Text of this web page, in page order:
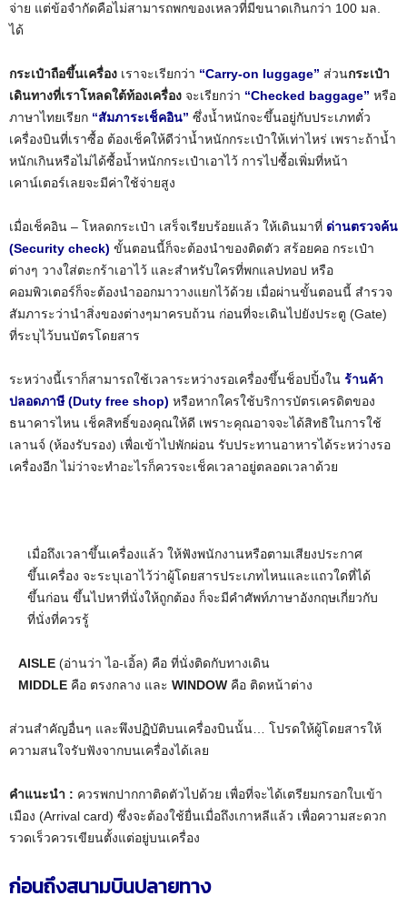
จ่าย แต่ข้อจำกัดคือไม่สามารถพกของเหลวที่มีขนาดเกินกว่า 100 มล.
ได้
กระเป๋าถือขึ้นเครื่อง เราจะเรียกว่า “Carry-on luggage” ส่วนกระเป๋า
เดินทางที่เราโหลดใต้ท้องเครื่อง จะเรียกว่า “Checked baggage” หรือ
ภาษาไทยเรียก “สัมภาระเช็คอิน” ซึ่งน้ำหนักจะขึ้นอยู่กับประเภทตั๋ว
เครื่องบินที่เราซื้อ ต้องเช็คให้ดีว่าน้ำหนักกระเป๋าให้เท่าไหร่ เพราะถ้าน้ำ
หนักเกินหรือไม่ได้ซื้อน้ำหนักกระเป๋าเอาไว้ การไปซื้อเพิ่มที่หน้า
เคาน์เตอร์เลยจะมีค่าใช้จ่ายสูง
เมื่อเช็คอิน – โหลดกระเป๋า เสร็จเรียบร้อยแล้ว ให้เดินมาที่ ด่านตรวจค้น
(Security check) ขั้นตอนนี้ก็จะต้องนำของติดตัว สร้อยคอ กระเป๋า
ต่างๆ วางใส่ตะกร้าเอาไว้ และสำหรับใครที่พกแลปทอป หรือ
คอมพิวเตอร์ก็จะต้องนำออกมาวางแยกไว้ด้วย เมื่อผ่านขั้นตอนนี้ สำรวจ
สัมภาระว่านำสิ่งของต่างๆมาครบถ้วน ก่อนที่จะเดินไปยังประตู (Gate)
ที่ระบุไว้บนบัตรโดยสาร
ระหว่างนี้เราก็สามารถใช้เวลาระหว่างรอเครื่องขึ้นช็อปปิ้งใน ร้านค้า
ปลอดภาษี (Duty free shop) หรือหากใครใช้บริการบัตรเครดิตของ
ธนาคารไหน เช็คสิทธิ์ของคุณให้ดี เพราะคุณอาจจะได้สิทธิในการใช้
เลานจ์ (ห้องรับรอง) เพื่อเข้าไปพักผ่อน รับประทานอาหารได้ระหว่างรอ
เครื่องอีก ไม่ว่าจะทำอะไรก็ควรจะเช็คเวลาอยู่ตลอดเวลาด้วย
เมื่อถึงเวลาขึ้นเครื่องแล้ว ให้ฟังพนักงานหรือตามเสียงประกาศ
ขึ้นเครื่อง จะระบุเอาไว้ว่าผู้โดยสารประเภทไหนและแถวใดที่ได้
ขึ้นก่อน ขึ้นไปหาที่นั่งให้ถูกต้อง ก็จะมีคำศัพท์ภาษาอังกฤษเกี่ยวกับ
ที่นั่งที่ควรรู้
AISLE (อ่านว่า ไอ-เอิ้ล) คือ ที่นั่งติดกับทางเดิน
MIDDLE คือ ตรงกลาง และ WINDOW คือ ติดหน้าต่าง
ส่วนสำคัญอื่นๆ และพึงปฏิบัติบนเครื่องบินนั้น… โปรดให้ผู้โดยสารให้
ความสนใจรับฟังจากบนเครื่องได้เลย
คำแนะนำ : ควรพกปากกาติดตัวไปด้วย เพื่อที่จะได้เตรียมกรอกใบเข้า
เมือง (Arrival card) ซึ่งจะต้องใช้ยื่นเมื่อถึงเกาหลีแล้ว เพื่อความสะดวก
รวดเร็วควรเขียนตั้งแต่อยู่บนเครื่อง
ก่อนถึงสนามบินปลายทาง